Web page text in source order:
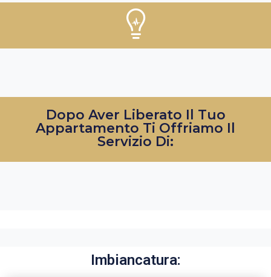
Dopo Aver Liberato Il Tuo
Appartamento Ti Offriamo Il
Servizio Di:
Imbiancatura: